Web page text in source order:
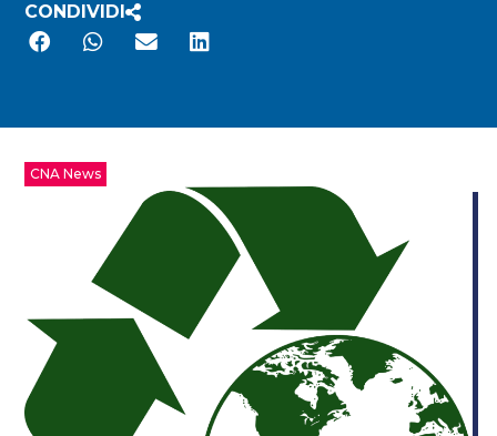
CONDIVIDI
CNA News